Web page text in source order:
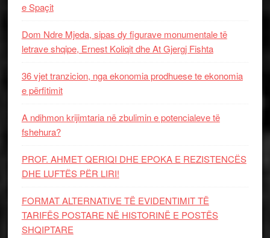
e Spaçit
Dom Ndre Mjeda, sipas dy figurave monumentale të
letrave shqipe, Ernest Koliqit dhe At Gjergj Fishta
36 vjet tranzicion, nga ekonomia prodhuese te ekonomia
e përfitimit
A ndihmon krijimtaria në zbulimin e potencialeve të
fshehura?
PROF. AHMET QERIQI DHE EPOKA E REZISTENCЁS
DHE LUFTЁS PЁR LIRI!
FORMAT ALTERNATIVE TË EVIDENTIMIT TË
TARIFËS POSTARE NË HISTORINË E POSTËS
SHQIPTARE